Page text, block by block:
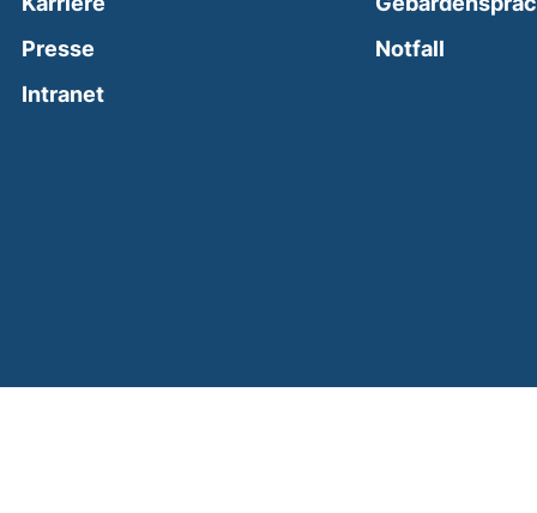
Presse
Intranet(external link, opens in a new window)
Notfall